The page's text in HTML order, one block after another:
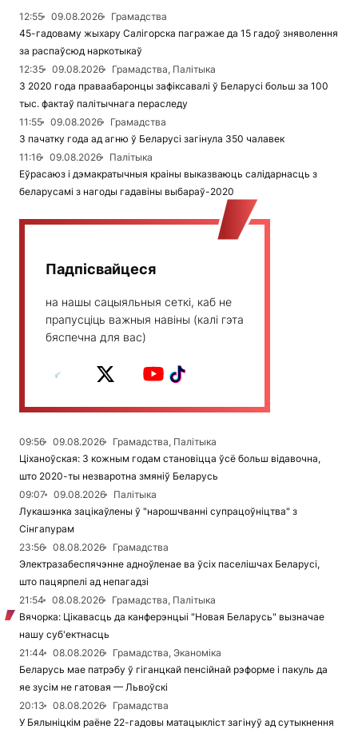
12:55 09.08.2026
Грамадства
45-гадоваму жыхару Салігорска пагражае да 15 гадоў зняволення
за распаўсюд наркотыкаў
12:35
09.08.2026
Грамадства, Палітыка
З 2020 года праваабаронцы зафіксавалі ў Беларусі больш за 100
тыс. фактаў палітычнага пераследу
11:55
09.08.2026
Грамадства
З пачатку года ад агню ў Беларусі загінула 350 чалавек
11:16
09.08.2026
Палітыка
Еўрасаюз і дэмакратычныя краіны выказваюць салідарнасць з
беларусамі з нагоды гадавіны выбараў-2020
Падпісвайцеся
на нашы сацыяльныя сеткі, каб не
прапусціць важныя навіны (калі гэта
бяспечна для вас)
09:56 09.08.2026
Грамадства, Палітыка
Ціханоўская: З кожным годам становіцца ўсё больш відавочна,
што 2020-ты незваротна змяніў Беларусь
09:07
09.08.2026
Палітыка
Лукашэнка зацікаўлены ў "нарошчванні супрацоўніцтва" з
Сінгапурам
23:56
08.08.2026
Грамадства
Электразабеспячэнне адноўленае ва ўсіх паселішчах Беларусі,
што пацярпелі ад непагадзі
21:54
08.08.2026
Грамадства, Палітыка
Вячорка: Цікавасць да канферэнцыі "Новая Беларусь" вызначае
нашу суб'ектнасць
21:44
08.08.2026
Грамадства, Эканоміка
Беларусь мае патрэбу ў гіганцкай пенсійнай рэформе і пакуль да
яе зусім не гатовая — Львоўскі
20:13
08.08.2026
Грамадства
У Бялыніцкім раёне 22-гадовы матацыкліст загінуў ад сутыкнення